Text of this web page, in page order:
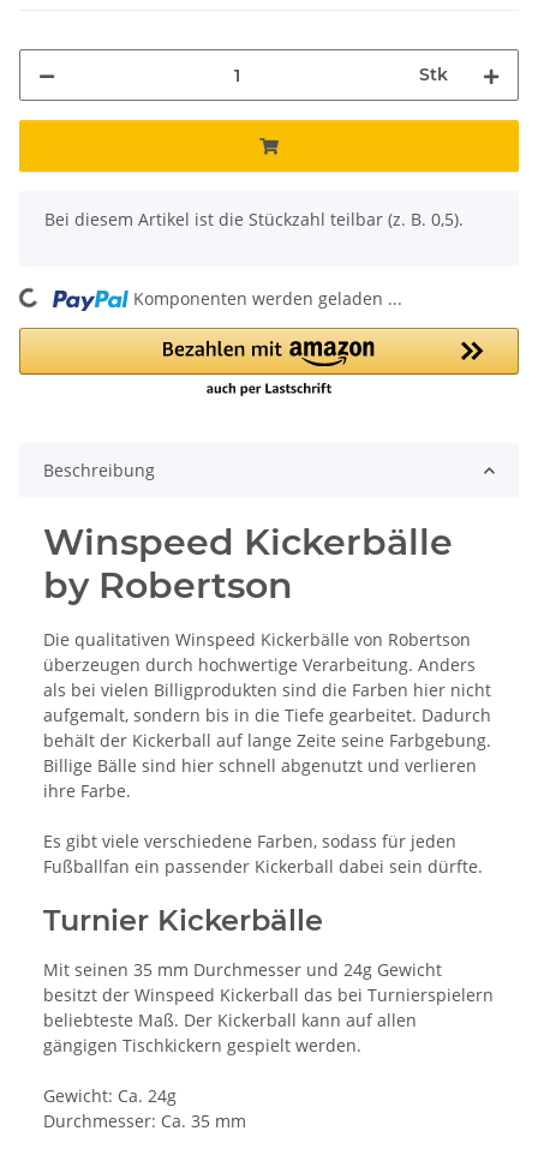
Stk
x
Bei diesem Artikel ist die Stückzahl teilbar (z. B. 0,5).
Loading... Komponenten werden geladen ...
Beschreibung
Winspeed Kickerbälle
by Robertson
Die qualitativen Winspeed Kickerbälle von Robertson
überzeugen durch hochwertige Verarbeitung. Anders
als bei vielen Billigprodukten sind die Farben hier nicht
aufgemalt, sondern bis in die Tiefe gearbeitet. Dadurch
behält der Kickerball auf lange Zeite seine Farbgebung.
Billige Bälle sind hier schnell abgenutzt und verlieren
ihre Farbe.
Es gibt viele verschiedene Farben, sodass für jeden
Fußballfan ein passender Kickerball dabei sein dürfte.
Turnier Kickerbälle
Mit seinen 35 mm Durchmesser und 24g Gewicht
besitzt der Winspeed Kickerball das bei Turnierspielern
beliebteste Maß. Der Kickerball kann auf allen
gängigen Tischkickern gespielt werden.
Gewicht: Ca. 24g
Durchmesser: Ca. 35 mm